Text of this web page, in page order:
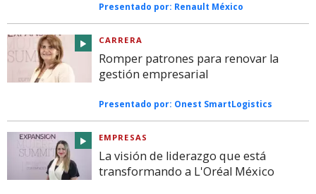
Presentado por: Renault México
CARRERA
Romper patrones para renovar la
gestión empresarial
Presentado por: Onest SmartLogistics
EMPRESAS
La visión de liderazgo que está
transformando a L'Oréal México